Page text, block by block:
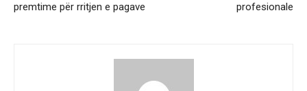
premtime për rritjen e pagave
profesionale